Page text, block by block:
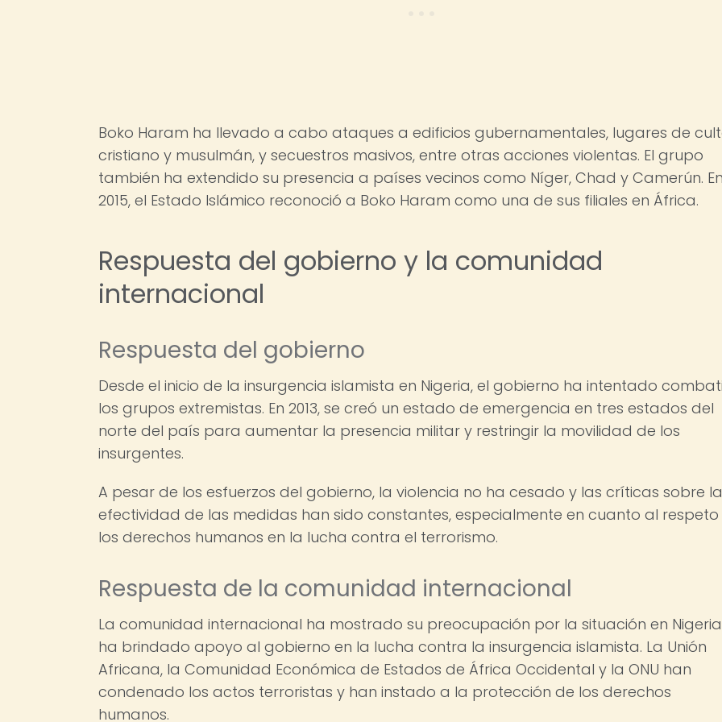
Boko Haram ha llevado a cabo ataques a edificios gubernamentales, lugares de
cristiano y musulmán, y secuestros masivos, entre otras acciones violentas. El grupo
también ha extendido su presencia a países vecinos como Níger, Chad y Camerún.
2015, el Estado Islámico reconoció a Boko Haram como una de sus filiales en África.
Respuesta del gobierno y la comunidad
internacional
Respuesta del gobierno
Desde el inicio de la insurgencia islamista en Nigeria, el gobierno ha intentado
los grupos extremistas. En 2013, se creó un estado de emergencia en tres estados del
norte del país para aumentar la presencia militar y restringir la movilidad de los
insurgentes.
A pesar de los esfuerzos del gobierno, la violencia no ha cesado y las críticas sobre la
efectividad de las medidas han sido constantes, especialmente en cuanto al
los derechos humanos en la lucha contra el terrorismo.
Respuesta de la comunidad internacional
La comunidad internacional ha mostrado su preocupación por la situación en
ha brindado apoyo al gobierno en la lucha contra la insurgencia islamista. La Unión
Africana, la Comunidad Económica de Estados de África Occidental y la ONU han
condenado los actos terroristas y han instado a la protección de los derechos
humanos.